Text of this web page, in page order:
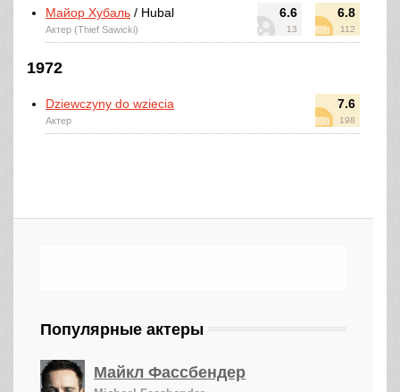
6.6
13
6.8
112
Майор Хубаль / Hubal
Актер (Thief Sawicki)
1972
7.6
198
Dziewczyny do wziecia
Актер
Популярные актеры
Майкл Фассбендер